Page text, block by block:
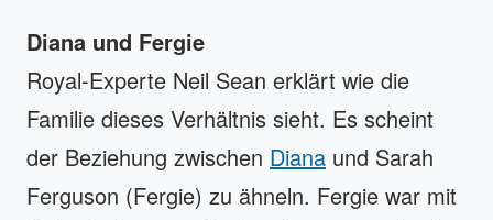
Diana und Fergie
Royal-Experte Neil Sean erklärt wie die
Familie dieses Verhältnis sieht. Es scheint
der Beziehung zwischen Diana und Sarah
Ferguson (Fergie) zu ähneln. Fergie war mit